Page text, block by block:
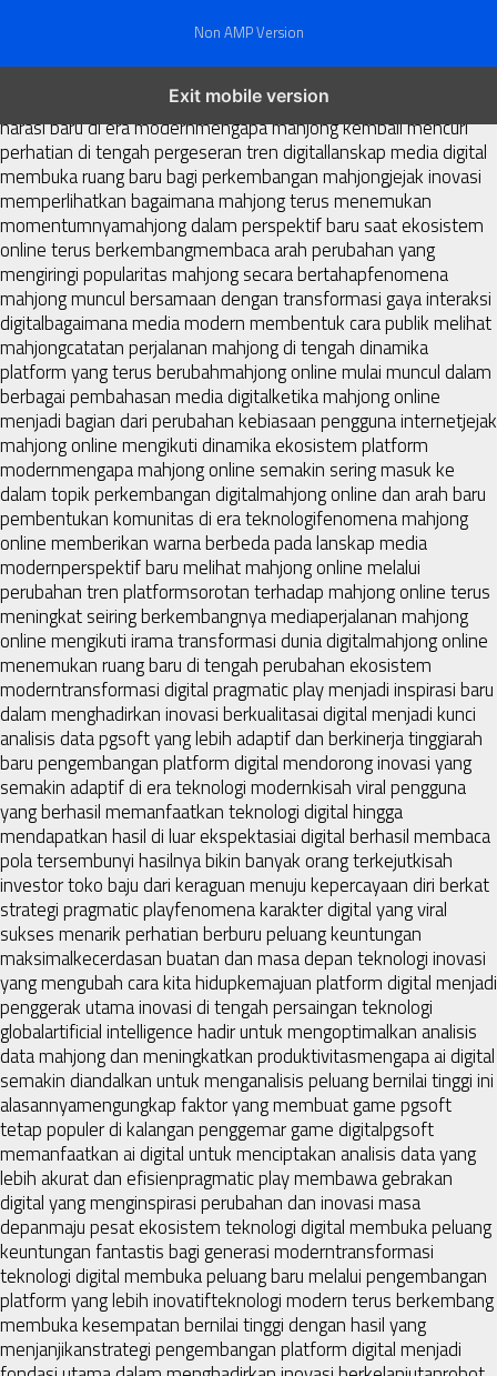
Non AMP Version
Exit mobile version
dari komunitas hingga platform mahjong membangun
narasi baru di era modernmengapa mahjong kembali mencuri
perhatian di tengah pergeseran tren digitallanskap media digital
membuka ruang baru bagi perkembangan mahjongjejak inovasi
memperlihatkan bagaimana mahjong terus menemukan
momentumnyamahjong dalam perspektif baru saat ekosistem
online terus berkembangmembaca arah perubahan yang
mengiringi popularitas mahjong secara bertahapfenomena
mahjong muncul bersamaan dengan transformasi gaya interaksi
digitalbagaimana media modern membentuk cara publik melihat
mahjongcatatan perjalanan mahjong di tengah dinamika
platform yang terus berubahmahjong online mulai muncul dalam
berbagai pembahasan media digitalketika mahjong online
menjadi bagian dari perubahan kebiasaan pengguna internetjejak
mahjong online mengikuti dinamika ekosistem platform
modernmengapa mahjong online semakin sering masuk ke
dalam topik perkembangan digitalmahjong online dan arah baru
pembentukan komunitas di era teknologifenomena mahjong
online memberikan warna berbeda pada lanskap media
modernperspektif baru melihat mahjong online melalui
perubahan tren platformsorotan terhadap mahjong online terus
meningkat seiring berkembangnya mediaperjalanan mahjong
online mengikuti irama transformasi dunia digitalmahjong online
menemukan ruang baru di tengah perubahan ekosistem
moderntransformasi digital pragmatic play menjadi inspirasi baru
dalam menghadirkan inovasi berkualitasai digital menjadi kunci
analisis data pgsoft yang lebih adaptif dan berkinerja tinggiarah
baru pengembangan platform digital mendorong inovasi yang
semakin adaptif di era teknologi modernkisah viral pengguna
yang berhasil memanfaatkan teknologi digital hingga
mendapatkan hasil di luar ekspektasiai digital berhasil membaca
pola tersembunyi hasilnya bikin banyak orang terkejutkisah
investor toko baju dari keraguan menuju kepercayaan diri berkat
strategi pragmatic playfenomena karakter digital yang viral
sukses menarik perhatian berburu peluang keuntungan
maksimalkecerdasan buatan dan masa depan teknologi inovasi
yang mengubah cara kita hidupkemajuan platform digital menjadi
penggerak utama inovasi di tengah persaingan teknologi
globalartificial intelligence hadir untuk mengoptimalkan analisis
data mahjong dan meningkatkan produktivitasmengapa ai digital
semakin diandalkan untuk menganalisis peluang bernilai tinggi ini
alasannyamengungkap faktor yang membuat game pgsoft
tetap populer di kalangan penggemar game digitalpgsoft
memanfaatkan ai digital untuk menciptakan analisis data yang
lebih akurat dan efisienpragmatic play membawa gebrakan
digital yang menginspirasi perubahan dan inovasi masa
depanmaju pesat ekosistem teknologi digital membuka peluang
keuntungan fantastis bagi generasi moderntransformasi
teknologi digital membuka peluang baru melalui pengembangan
platform yang lebih inovatifteknologi modern terus berkembang
membuka kesempatan bernilai tinggi dengan hasil yang
menjanjikanstrategi pengembangan platform digital menjadi